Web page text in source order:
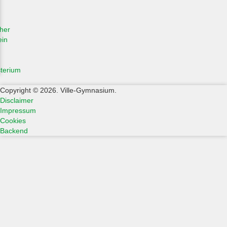
Copyright © 2026. Ville-Gymnasium.
Disclaimer
Impressum
Cookies
Backend